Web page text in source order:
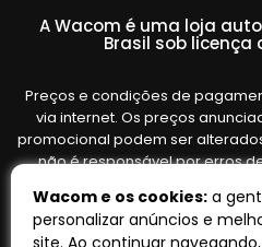
A Wacom é uma loja
Brasil sob licença
Preços e condições de
via internet. Os preços
promocional podem ser
não é responsável por erros
variar de acordo com o
válidas até o término de nossos
Wacom e os cookies: a
personalizar anúncios e
site. Ao continuar